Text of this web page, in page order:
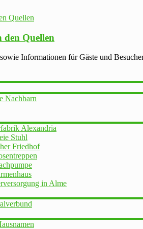
den Quellen
Informationen für Gäste und
Nachbarn
Alexandria
Stuhl
Friedhof
in Alme